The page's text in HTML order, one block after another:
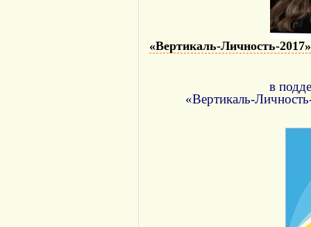
«Вертикаль-Личность-2017»
в
«Вертикаль-